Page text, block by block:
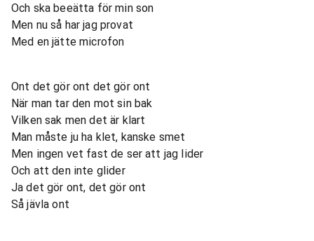
Och ska beeätta för min son
Men nu så har jag provat
Med en jätte microfon
Ont det gör ont det gör ont
När man tar den mot sin bak
Vilken sak men det är klart
Man måste ju ha klet, kanske smet
Men ingen vet fast de ser att jag lider
Och att den inte glider
Ja det gör ont, det gör ont
Så jävla ont